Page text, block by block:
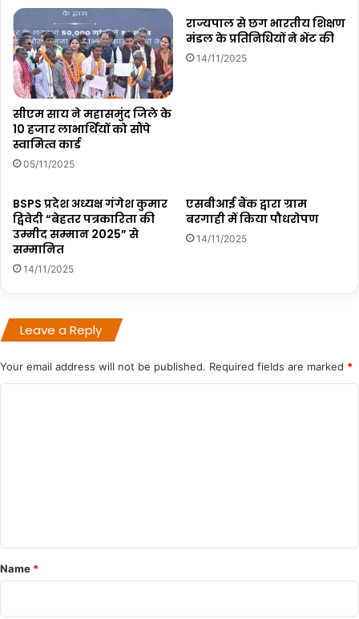
सीएम साय ने महासमुंद जिले के
10 हजार लाभार्थियों को सौंपे
स्वामित्व कार्ड
05/11/2025
राज्यपाल से छग भारतीय शिक्षण
मंडल के प्रतिनिधियों ने भेंट की
14/11/2025
BSPS प्रदेश अध्यक्ष गंगेश कुमार
द्विवेदी “बेहतर पत्रकारिता की
उम्मीद सम्मान 2025” से
सम्मानित
14/11/2025
एसबीआई बैंक द्वारा ग्राम
बरगाही में किया पौधरोपण
14/11/2025
Leave a Reply
Your email address will not be published. Required fields are marked *
*
Name *